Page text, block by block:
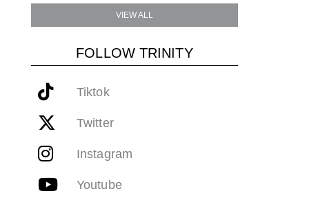
VIEW ALL
FOLLOW TRINITY
Tiktok
Twitter
Instagram
Youtube